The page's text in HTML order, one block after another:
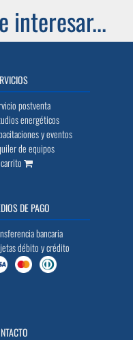
interesar...
postventa
energéticos
y eventos
de equipos
DE PAGO
bancaria
débito y crédito